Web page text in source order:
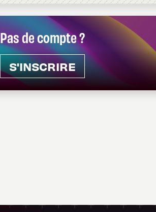
Pas de compte ?
S'INSCRIRE